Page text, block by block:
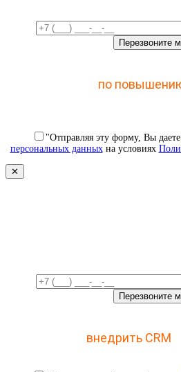
по
"Отправляя эту форму, Вы даете
персональных данныхна условиях
✕
внедрить CRM